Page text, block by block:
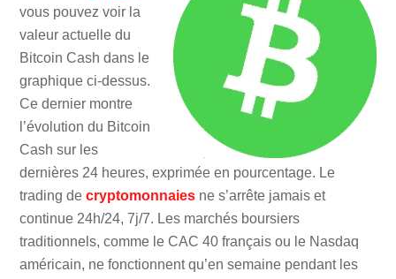
vous pouvez voir la
valeur actuelle du
Bitcoin Cash dans le
graphique ci-dessus.
Ce dernier montre
l’évolution du Bitcoin
Cash sur les
dernières 24 heures, exprimée en pourcentage. Le
trading decryptomonnaies ne s’arrête jamais et
continue 24h/24, 7j/7. Les marchés boursiers
traditionnels, comme le CAC 40 français ou le Nasdaq
américain, ne fonctionnent qu’en semaine pendant les